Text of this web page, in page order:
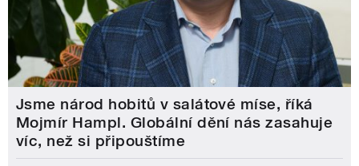
Jsme národ hobitů v salátové míse, říká
Mojmír Hampl. Globální dění nás zasahuje
víc, než si připouštíme